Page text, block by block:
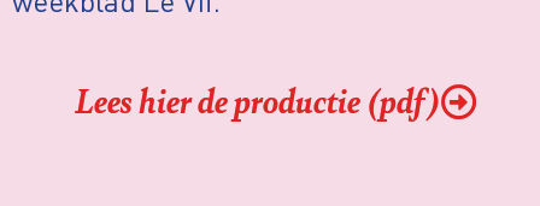
Lees hier de productie (pdf)